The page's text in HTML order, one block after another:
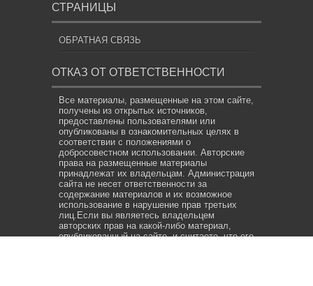
СТРАНИЦЫ
ОБРАТНАЯ СВЯЗЬ
ОТКАЗ ОТ ОТВЕТСТВЕННОСТИ
Все материалы, размещенные на этом сайте,
получены из открытых источников,
предоставлены пользователями или
опубликованы в ознакомительных целях в
соответствии с положениями о
добросовестном использовании. Авторские
права на размещенные материалы
принадлежат их владельцам. Администрация
сайта не несет ответственности за
содержание материалов и их возможное
использование в нарушение прав третьих
лиц.Если вы являетесь владельцем
авторских прав на какой-либо материал,
опубликованный на сайте, и считаете, что его